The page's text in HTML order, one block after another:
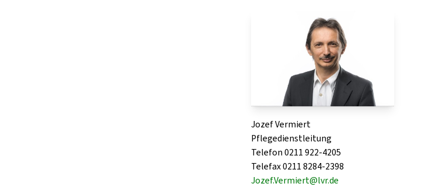
Jozef Vermiert
Pflegedienstleitung
Telefon 0211 922-4205
Telefax 0211 8284-2398
Jozef.Vermiert@lvr.de